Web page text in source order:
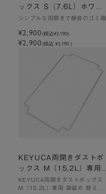
ックス S（7.6L）ホワイ
ト ゴミ箱
シンプルな両開きで静音のゴミ箱
¥2,900(税込¥3,190)
¥2,900(税込 ¥3,190 )
KEYUCA両開きダストボ
ックス M（15.2L）専用
袋留め 替えパーツ
KEYUCA両開きダストボックス
M（15.2L）専用 袋留め 替えパ